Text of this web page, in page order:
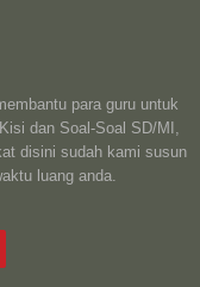
para guru untuk
dan Soal-Soal SD/MI,
disini sudah kami susun
luang anda.